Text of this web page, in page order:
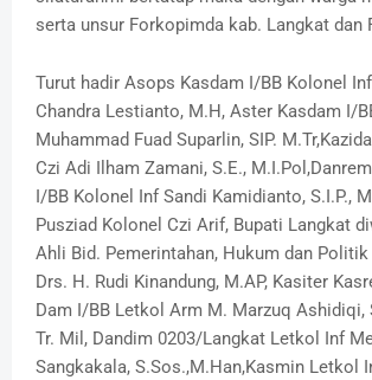
serta unsur Forkopimda kab. Langkat dan
Turut hadir Asops Kasdam I/BB Kolonel
Chandra Lestianto, M.H, Aster Kasdam I/
Muhammad Fuad Suparlin, SIP.
Czi Adi Ilham Zamani, S.E.,
I/BB Kolonel Inf Sandi Kamidianto, S.I.P.,
Pusziad Kolonel Czi Arif, Bupati Langkat
Ahli Bid. Pemerintahan, Hukum dan
Drs. H. Rudi Kinandung, M.AP, Kasiter
Dam I/BB Letkol Arm M. Marzuq Ashidiqi,
Tr. Mil, Dandim 0203/Langkat Letkol Inf
Sangkakala, S.Sos.,M.Han,Kasmin Letkol